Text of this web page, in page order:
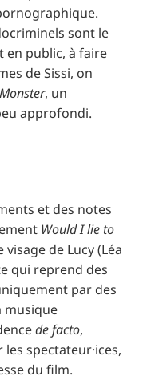
sont le
en public, à faire
de Sissi, on
, un
approfondi.
et des notes
Would I lie to
visage de Lucy (Léa
qui reprend des
par des
musique
de facto,
spectateur·ices,
du film.